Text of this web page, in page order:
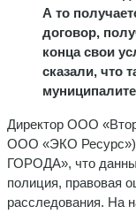
А то
договор,
конца свои
сказали, что
Директор ООО
ООО «ЭКО Ресурс»)
ГОРОДА», что
полиция, правовая
расследования. На